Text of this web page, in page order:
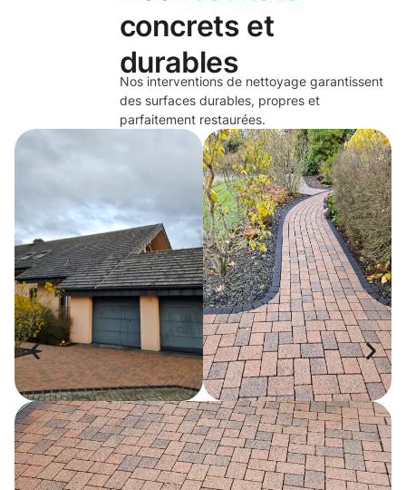
concrets et
durables
Nos interventions de nettoyage garantissent
des surfaces durables, propres et
parfaitement restaurées.